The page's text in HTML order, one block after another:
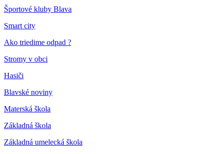
Športové kluby Blava
Smart city
Ako triedime odpad ?
Stromy v obci
Hasiči
Blavské noviny
Materská škola
Základná škola
Základná umelecká škola